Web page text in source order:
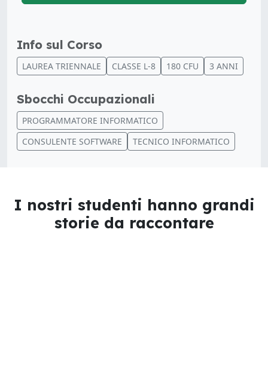
Info sul Corso
LAUREA TRIENNALE CLASSE L-8 180 CFU 3 ANNI
Sbocchi Occupazionali
PROGRAMMATORE INFORMATICO
CONSULENTE SOFTWARE
TECNICO INFORMATICO
I nostri studenti hanno grandi
storie da raccontare